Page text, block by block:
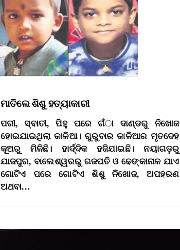
ମାତିଲେ ଶିଶୁ ହତ୍ୟାକାରୀ
ପରୀ, ସ୍ବାତୀ, ପିହୁ ପରେ ଗଁା ଦାଣ୍ଡରୁ ନିଖୋଜ
ହୋଇଯାଇଥିଲା କାଳିଆ। ଗୁରୁବାର କାଳିଆର ମୃତଦେହ
କୂଅରୁ ମିଳିଛି। ହାର୍ଦ୍ଦିକ ହଜିଯାଇଛି। ନୟାଗଡ଼ରୁ
ଯାଜପୁର, ବାଲେଶ୍ୱରରୁ ଗଜପତି ଓ ଢେଙ୍କାନାଳ ଯାଏ
ଗୋଟିଏ ପରେ ଗୋଟିଏ ଶିଶୁ ନିଖୋଜ, ଅପହରଣ
ଅଥବା…